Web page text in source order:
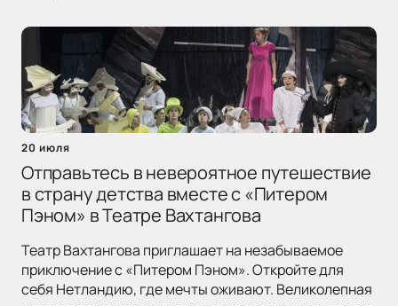
20 июля
Отправьтесь в невероятное путешествие
в страну детства вместе с «Питером
Пэном» в Театре Вахтангова
Театр Вахтангова приглашает на незабываемое
приключение с «Питером Пэном». Откройте для
себя Нетландию, где мечты оживают. Великолепная